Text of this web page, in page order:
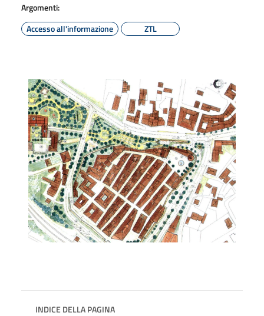
Argomenti:
Accesso all'informazione
ZTL
INDICE DELLA PAGINA